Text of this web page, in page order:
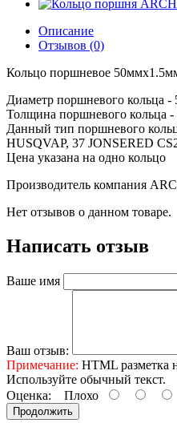
Описание
Отзывов (0)
Кольцо поршневое
Диаметр поршневого кольца -
Толщина поршневого кольца
Данный тип поршневого
HUSQVAP, 37 JONSERED
Цена указана на одно кольцо
Производитель компания
Нет отзывов о данном товаре.
Написать отзыв
Ваше имя
Ваш отзыв:
Примечание: HTML разметка
Используйте обычный текст.
Оценка: Плохо
Продолжить